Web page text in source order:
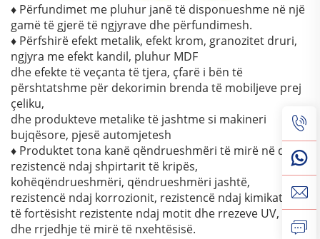
♦ Përfundimet me pluhur janë të disponueshme në një
gamë të gjerë të ngjyrave dhe përfundimesh.
♦ Përfshirë efekt metalik, efekt krom, granozitet druri,
ngjyra me efekt kandil, pluhur MDF
dhe efekte të veçanta të tjera, çfarë i bën të
përshtatshme për dekorimin brenda të mobiljeve prej
çeliku,
dhe produkteve metalike të jashtme si makineri
bujqësore, pjesë automjetesh
♦ Produktet tona kanë qëndrueshmëri të mirë në depo,
rezistencë ndaj shpirtarit të kripës,
kohëqëndrueshmëri, qëndrueshmëri jashtë,
rezistencë ndaj korrozionit, rezistencë ndaj kimikateve,
të fortësisht rezistente ndaj motit dhe rrezeve UV, si
dhe rrjedhje të mirë të nxehtësisë.